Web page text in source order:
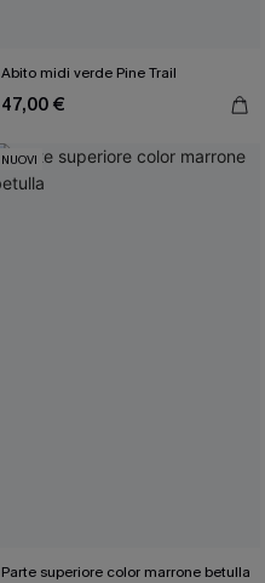
Abito midi verde Pine Trail
47,00 €
NUOVI
Parte superiore color marrone betulla